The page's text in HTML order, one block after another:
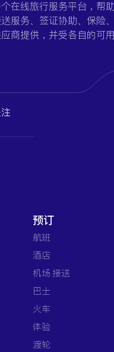
在线旅行服务平台，帮
服务、签证协助、保险
商提供，并受各自的可
预订
航班
酒店
机场 接送
巴士
火车
体验
渡轮